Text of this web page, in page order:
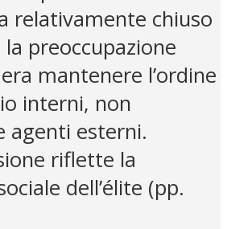
relativamente chiuso
preoccupazione
mantenere l’ordine
interni, non
agenti esterni.
riflette la
dell’élite (pp.